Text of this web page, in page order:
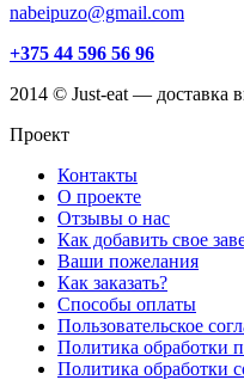
nabeipuzo@gmail.com
+375 44 596 56 96
2014 © Just-eat — доставка
Проект
Контакты
О проекте
Отзывы о нас
Как добавить свое
Ваши пожелания
Как заказать?
Способы оплаты
Пользовательское
Политика обработки
Политика обработки